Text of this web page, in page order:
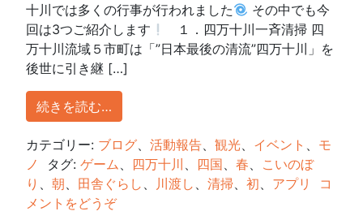
十川では多くの行事が行われました
その中でも今
回は3つご紹介します
１．四万十川一斉清掃 四
万十川流域５市町は「”日本最後の清流”四万十川」を
後世に引き継 […]
続きを読む…
カテゴリー: ブログ、 活動報告、 観光、 イベント 、 モ
ノ
タグ: ゲーム、 四万十川 、 四国、 春、 こいのぼ
り 、 朝、 田舎ぐらし 、 川渡し 、 清掃、 初、 アプリ
コ
メントをどうぞ